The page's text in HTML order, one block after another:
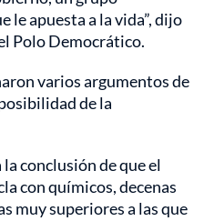
le apuesta a la vida”, dijo
Polo Democrático.
varios argumentos de
de la
la conclusión de que el
con químicos, decenas
muy superiores a las que